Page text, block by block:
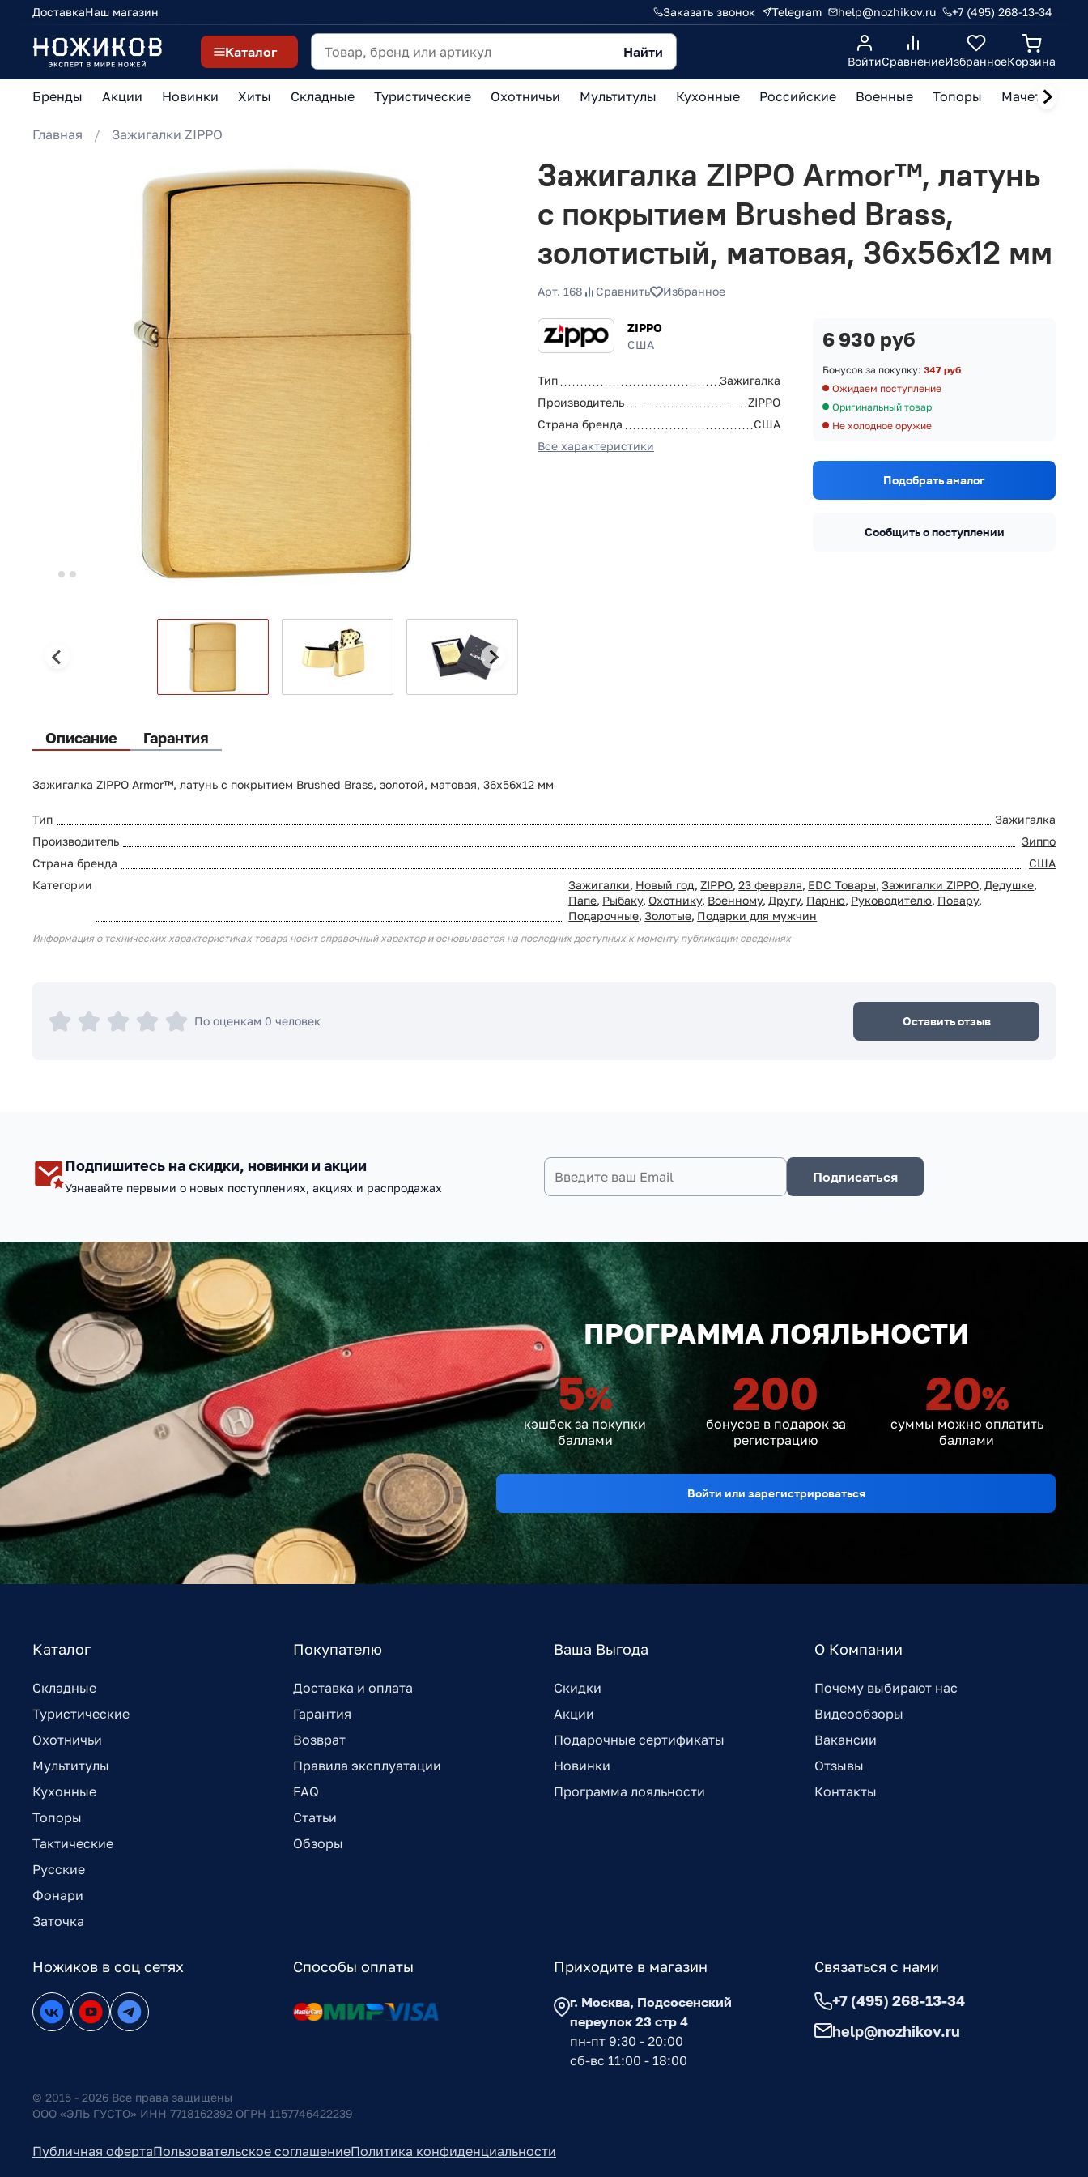
ДоставкаНаш магазин Заказать звонок Telegram help@nozhikov.ru +7 (495) 268-13-34
Каталог Найти
ВойтиСравнениеИзбранноеКорзина
Бренды Акции Новинки Хиты Складные Туристические Охотничьи Мультитулы Кухонные Российские Военные Топоры Мачете,
Главная Зажигалки ZIPPO
Зажигалка ZIPPO Armor™, латунь
с покрытием Brushed Brass,
золотистый, матовая, 36х56х12 мм
Арт. 168 Сравнить Избранное
ZIPPO
США
Тип
Зажигалка
Производитель
ZIPPO
Страна бренда
США
Все характеристики
6 930 руб
Бонусов за покупку: 347 руб
Ожидаем поступление
Оригинальный товар
Не холодное оружие
Подобрать аналог
Сообщить о поступлении
Описание Гарантия
Зажигалка ZIPPO Armor™, латунь с покрытием Brushed Brass, золотой, матовая, 36х56х12 мм
Тип
Зажигалка
Производитель
Зиппо
Страна бренда
США
Категории
Зажигалки, Новый год, ZIPPO, 23 февраля, EDC Товары, Зажигалки ZIPPO, Дедушке,
Папе, Рыбаку, Охотнику, Военному, Другу, Парню, Руководителю, Повару,
Подарочные, Золотые, Подарки для мужчин
Информация о технических характеристиках товара носит справочный характер и основывается на последних доступных к моменту публикации сведениях
По оценкам 0 человек Оставить отзыв
Подпишитесь на скидки, новинки и акции
Узнавайте первыми о новых поступлениях, акциях и распродажах
Подписаться
ПРОГРАММА ЛОЯЛЬНОСТИ
5%
кэшбек за покупки
баллами
200
бонусов в подарок за
регистрацию
20%
суммы можно оплатить
баллами
Войти или зарегистрироваться
Каталог
Складные
Туристические
Охотничьи
Мультитулы
Кухонные
Топоры
Тактические
Русские
Фонари
Заточка
Покупателю
Доставка и оплата
Гарантия
Возврат
Правила эксплуатации
FAQ
Статьи
Обзоры
Ваша Выгода
Скидки
Акции
Подарочные сертификаты
Новинки
Программа лояльности
О Компании
Почему выбирают нас
Видеообзоры
Вакансии
Отзывы
Контакты
Ножиков в соц сетях Способы оплаты Приходите в магазин
г. Москва, Подсосенский
переулок 23 стр 4
пн-пт 9:30 - 20:00
сб-вс 11:00 - 18:00
Связаться с нами
+7 (495) 268-13-34
help@nozhikov.ru
© 2015 - 2026 Все права защищены
ООО «ЭЛЬ ГУСТО» ИНН 7718162392 ОГРН 1157746422239
Публичная офертаПользовательское соглашениеПолитика конфиденциальности